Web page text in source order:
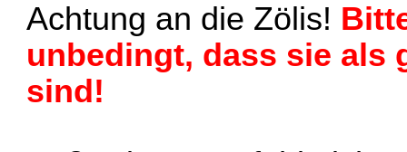
Achtung an die Zölis!
unbedingt, dass sie als
sind!